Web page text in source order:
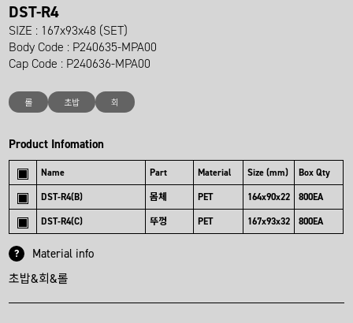
DST-R4
SIZE : 167x93x48 (SET)
Body Code : P240635-MPA00
Cap Code : P240636-MPA00
롤 초밥 회
Product Infomation
Name Part Material Size (mm)
Box Qty
DST-R4(B)
몸체 PET 164x90x22
800EA
DST-R4(C)
뚜껑 PET 167x93x32 800EA
?
Material info
초밥&회&롤